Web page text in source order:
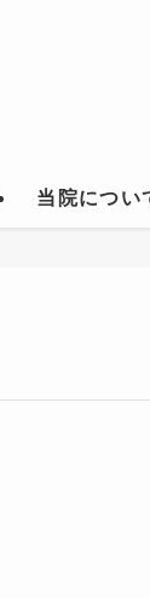
当院につい